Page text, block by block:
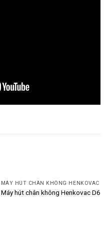
MÁY HÚT CHÂN KHÔNG HENKOVAC
Máy hút chân không Henkovac D6